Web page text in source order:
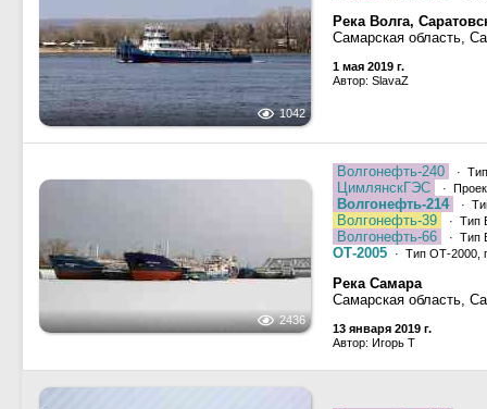
1042
Река Волга,
Самарская область,
1 мая 2019 г.
Автор: SlavaZ
2436
Волгонефть-240 ·
ЦимлянскГЭС ·
Волгонефть-214 ·
Волгонефть-39 · Тип
Волгонефть-66 · Тип
ОТ-2005 · Тип ОТ-2000,
Река Самара
Самарская область,
13 января 2019 г.
Автор: Игорь Т